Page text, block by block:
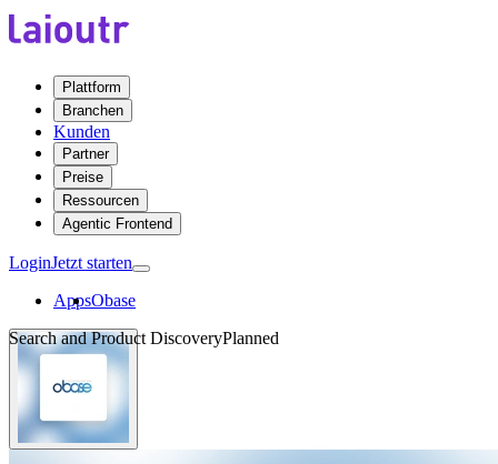
Plattform
Branchen
Kunden
Partner
Preise
Ressourcen
Agentic Frontend
LoginJetzt starten
AppsObase
Search and Product DiscoveryPlanned